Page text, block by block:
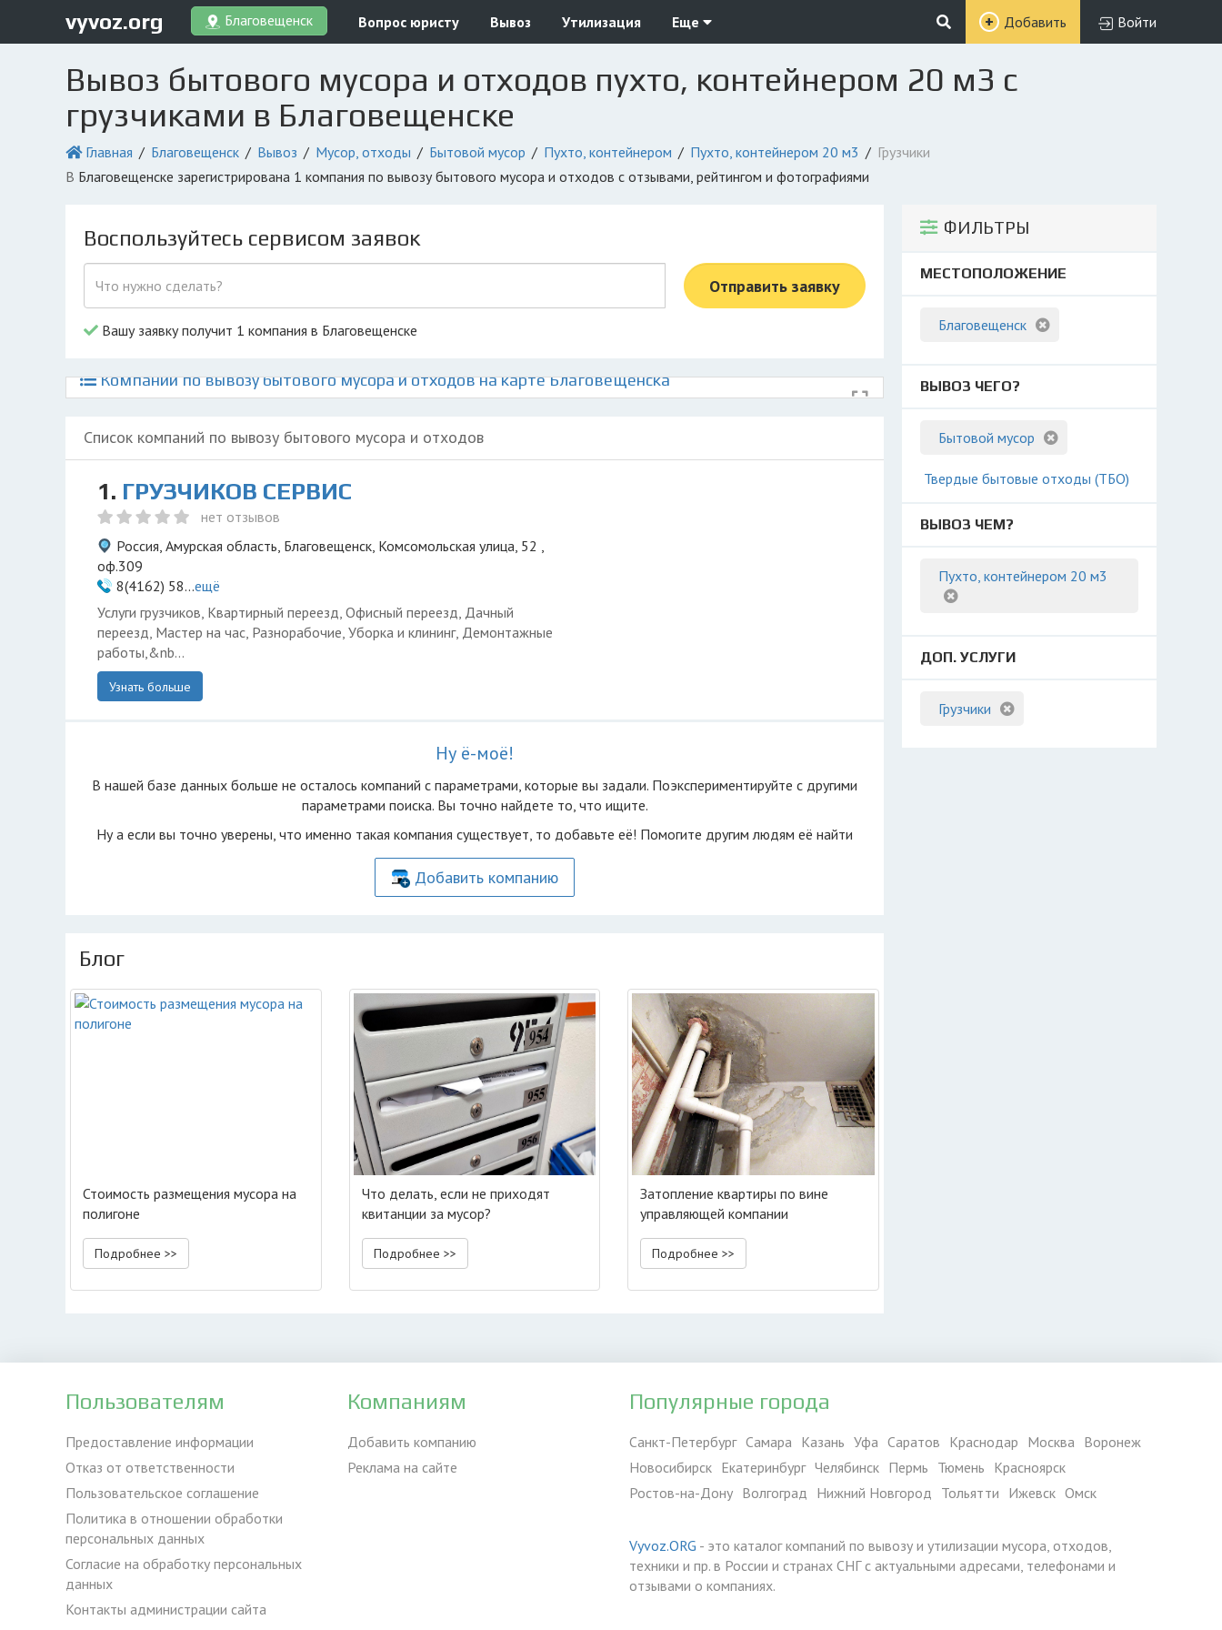
vyvoz.org Благовещенск Вопрос юристу Вывоз Утилизация Еще Добавить Войти
Вывоз бытового мусора и отходов пухто, контейнером 20 м3 с
грузчиками в Благовещенске
Главная Благовещенск Вывоз Мусор, отходы Бытовой мусор Пухто, контейнером Пухто, контейнером 20 м3
Грузчики
в Благовещенске зарегистрирована 1 компания по вывозу бытового мусора и отходов с отзывами, рейтингом и фотографиями
ФИЛЬТРЫ
МЕСТОПОЛОЖЕНИЕ
Благовещенск
ВЫВОЗ ЧЕГО?
Бытовой мусор
Твердые бытовые отходы (ТБО)
ВЫВОЗ ЧЕМ?
Пухто, контейнером 20 м3
ДОП. УСЛУГИ
Грузчики
Воспользуйтесь сервисом заявок
Отправить заявку
Вашу заявку получит 1 компания в Благовещенске
Компании по вывозу бытового мусора и отходов на карте Благовещенска
Список компаний по вывозу бытового мусора и отходов
1. ГРУЗЧИКОВ СЕРВИС
нет отзывов
Россия, Амурская область, Благовещенск, Комсомольская улица, 52 ,
оф.309
8(4162) 58...ещё
Услуги грузчиков, Квартирный переезд, Офисный переезд, Дачный
переезд, Мастер на час, Разнорабочие, Уборка и клининг, Демонтажные
работы,&nb...
Узнать больше
Ну ё-моё!
В нашей базе данных больше не осталоcь компаний с параметрами, которые вы задали. Поэкспериментируйте с другими
параметрами поиска. Вы точно найдете то, что ищите.
Ну а если вы точно уверены, что именно такая компания существует, то добавьте её! Помогите другим людям её найти
Добавить компанию
Блог
Стоимость размещения мусора на
полигоне
Подробнее >>
Что делать, если не приходят
квитанции за мусор?
Подробнее >>
Затопление квартиры по вине
управляющей компании
Подробнее >>
Пользователям
Предоставление информации
Отказ от ответственности
Пользовательское соглашение
Политика в отношении обработки
персональных данных
Согласие на обработку персональных
данных
Контакты администрации сайта
Компаниям
Добавить компанию
Реклама на сайте
Популярные города
Санкт-Петербург Самара Казань Уфа Саратов Краснодар Москва Воронеж
Новосибирск Екатеринбург Челябинск Пермь Тюмень Красноярск
Ростов-на-Дону Волгоград Нижний Новгород Тольятти Ижевск Омск
Vyvoz.ORG - это каталог компаний по вывозу и утилизации мусора, отходов,
техники и пр. в России и странах СНГ с актуальными адресами, телефонами и
отзывами о компаниях.